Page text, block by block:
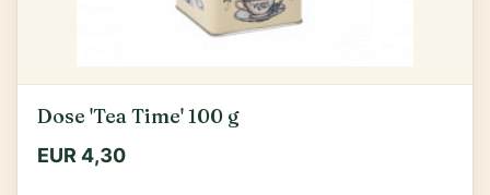
Dose 'Tea Time' 100 g
EUR 4,30